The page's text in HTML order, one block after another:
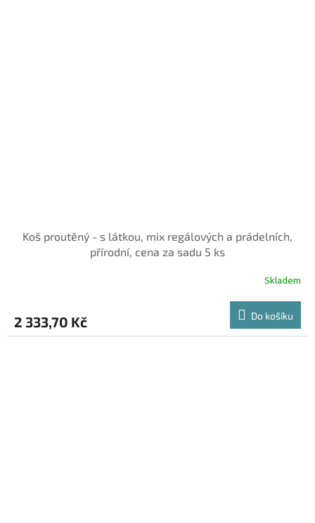
Koš proutěný - s látkou, mix regálových a prádelních,
přírodní, cena za sadu 5 ks
Skladem
2 333,70 Kč Do košíku